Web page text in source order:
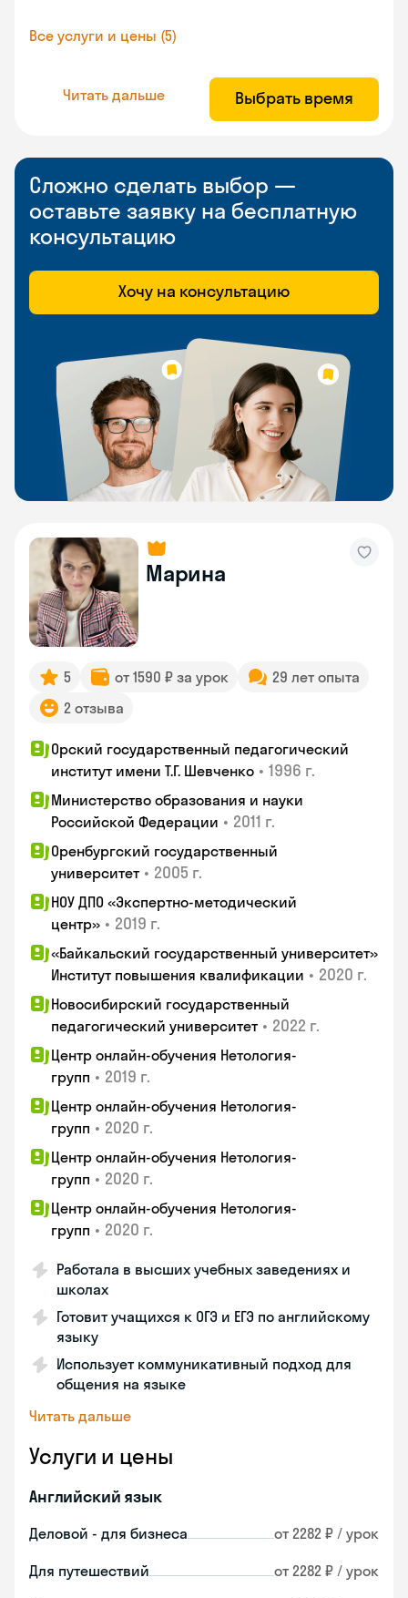
Все услуги и цены (5)
Читать дальше Выбрать время
Сложно сделать выбор —
оставьте заявку на бесплатную
консультацию
Хочу на консультацию
Марина
5 от 1590 ₽ за урок
29 лет опыта
2 отзыва
Орский государственный педагогический
институт имени Т.Г. Шевченко • 1996 г.
Министерство образования и науки
Российской Федерации • 2011 г.
Оренбургский государственный
университет • 2005 г.
НОУ ДПО «Экспертно-методический
центр» • 2019 г.
«Байкальский государственный университет»
Институт повышения квалификации • 2020 г.
Новосибирский государственный
педагогический университет • 2022 г.
Центр онлайн-обучения Нетология-
групп • 2019 г.
Центр онлайн-обучения Нетология-
групп • 2020 г.
Центр онлайн-обучения Нетология-
групп • 2020 г.
Центр онлайн-обучения Нетология-
групп • 2020 г.
Работала в высших учебных заведениях и
школах
Готовит учащихся к ОГЭ и ЕГЭ по английскому
языку
Использует коммуникативный подход для
общения на языке
Читать дальше
Услуги и цены
Английский язык
Деловой - для бизнеса от 2282 ₽ / урок
Для путешествий от 2282 ₽ / урок